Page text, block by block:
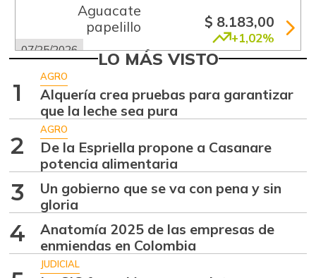
Aguacate
papelillo
07/25/2026
$ 8.183,00
+1,02%
07/25/2026 -6,69%
Ajo
07/25/2026
$ 5.667,00
Ají dulce
01/17/2015
$ 3.750,00
-2,87%
Ají topito dulce
07/25/2026
$ 3.063,00
-1,98%
Alas de pollo sin
LO MÁS VISTO
1
AGRO
Alquería crea pruebas para garantizar
que la leche sea pura
2
AGRO
De la Espriella propone a Casanare
potencia alimentaria
3
Un gobierno que se va con pena y sin
gloria
4
Anatomía 2025 de las empresas de
enmiendas en Colombia
JUDICIAL